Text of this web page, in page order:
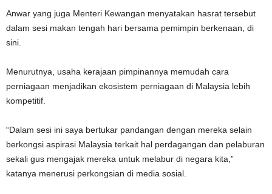
Anwar yang juga Menteri Kewangan menyatakan hasrat tersebut
dalam sesi makan tengah hari bersama pemimpin berkenaan, di
sini.
Menurutnya, usaha kerajaan pimpinannya memudah cara
perniagaan menjadikan ekosistem perniagaan di Malaysia lebih
kompetitif.
“Dalam sesi ini saya bertukar pandangan dengan mereka selain
berkongsi aspirasi Malaysia terkait hal perdagangan dan pelaburan
sekali gus mengajak mereka untuk melabur di negara kita,”
katanya menerusi perkongsian di media sosial.